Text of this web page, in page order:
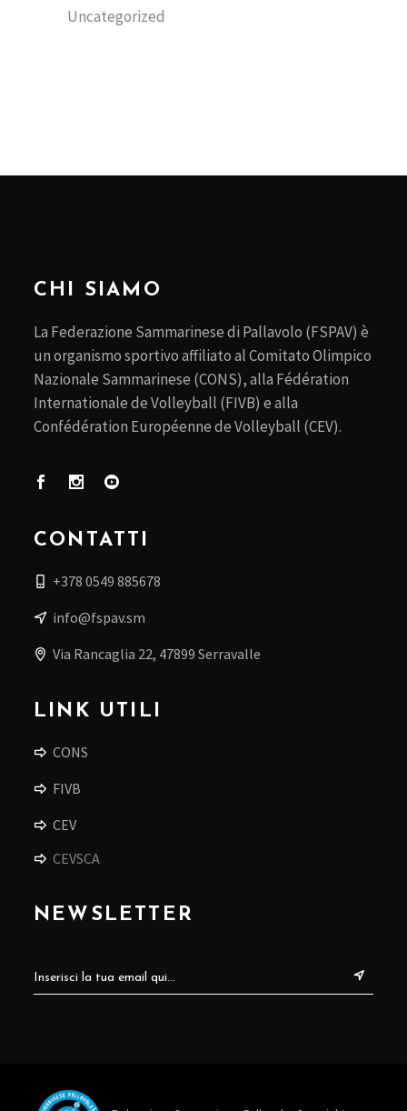
Uncategorized
CHI SIAMO
La Federazione Sammarinese di Pallavolo (FSPAV) è
un organismo sportivo affiliato al Comitato Olimpico
Nazionale Sammarinese (CONS), alla Fédération
Internationale de Volleyball (FIVB) e alla
Confédération Européenne de Volleyball (CEV).
CONTATTI
+378 0549 885678
info@fspav.sm
Via Rancaglia 22, 47899 Serravalle
LINK UTILI
CONS
FIVB
CEV
CEVSCA
NEWSLETTER